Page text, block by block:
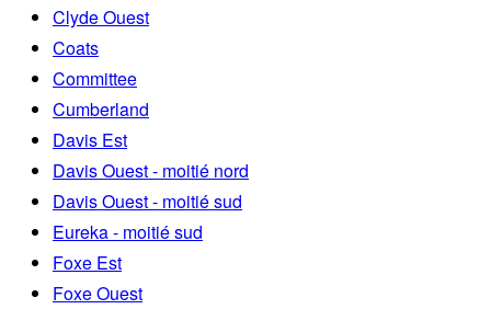
Clyde Ouest
Coats
Committee
Cumberland
Davis Est
Davis Ouest - moitié nord
Davis Ouest - moitié sud
Eureka - moitié sud
Foxe Est
Foxe Ouest